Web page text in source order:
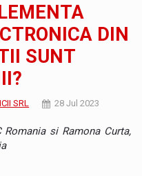
DIN
SUNT
SRL 28 Jul 2023
si Ramona Curta,